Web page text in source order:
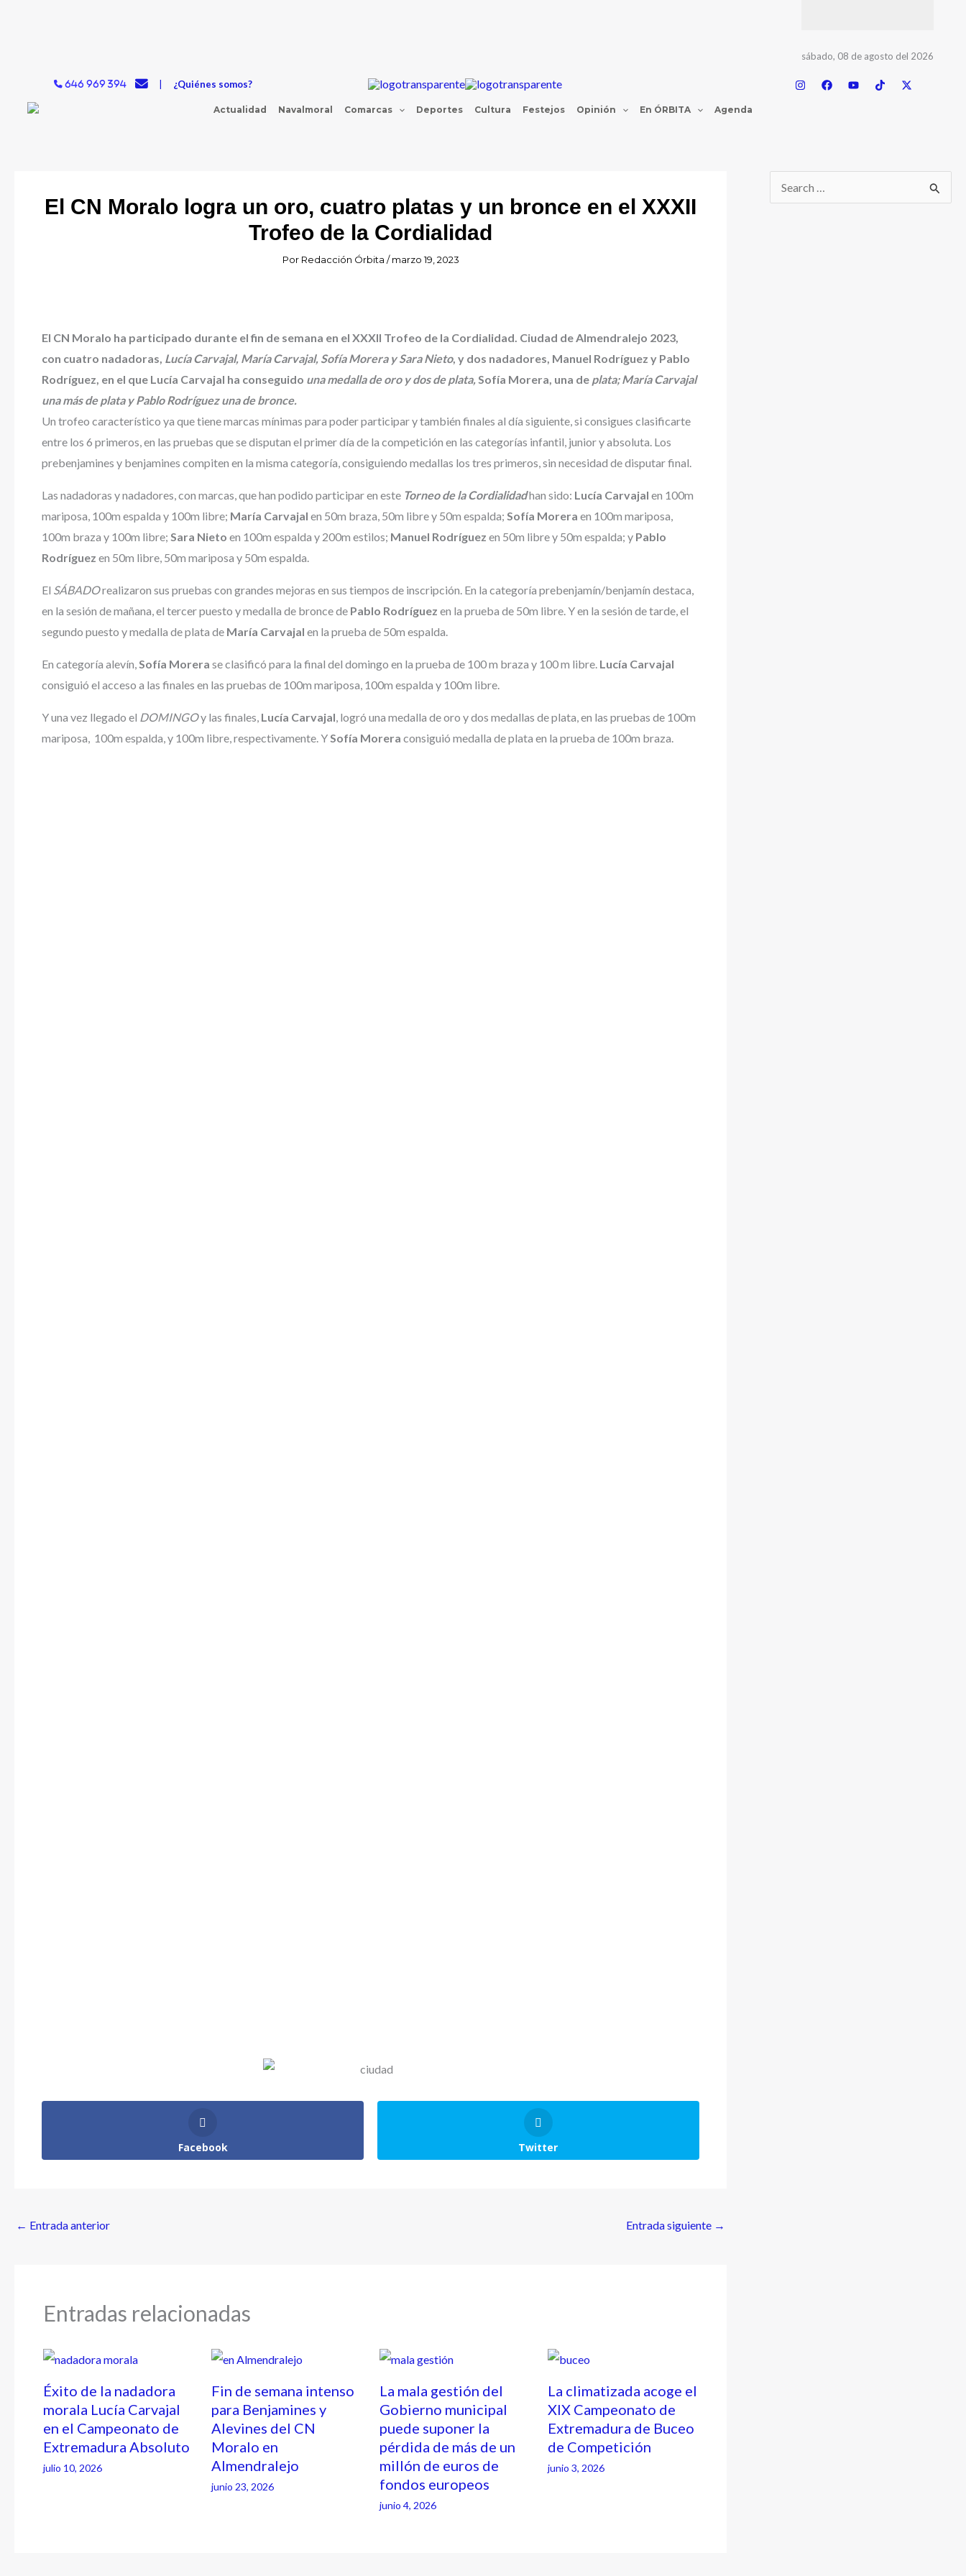
sábado, 08 de agosto del 2026
646 969 394 ¿Quiénes somos?
Actualidad Navalmoral Comarcas Deportes Cultura Festejos Opinión En ÓRBITA Agenda
El CN Moralo logra un oro, cuatro platas y un bronce en el XXXII
Trofeo de la Cordialidad
Por Redacción Órbita /marzo 19, 2023
El CN Moralo ha participado durante el fin de semana en el XXXII Trofeo de la Cordialidad. Ciudad de Almendralejo 2023,
con cuatro nadadoras, Lucía Carvajal, María Carvajal, Sofía Morera y Sara Nieto, y dos nadadores, Manuel Rodríguez y Pablo
Rodríguez, en el que Lucía Carvajal ha conseguido una medalla de oro y dos de plata,Sofía Morera, una de plata; María Carvajal
una más de plata y Pablo Rodríguez una de bronce.
Un trofeo característico ya que tiene marcas mínimas para poder participar y también finales al día siguiente, si consigues clasificarte
entre los 6 primeros, en las pruebas que se disputan el primer día de la competición en las categorías infantil, junior y absoluta. Los
prebenjamines y benjamines compiten en la misma categoría, consiguiendo medallas los tres primeros, sin necesidad de disputar final.
Las nadadoras y nadadores, con marcas, que han podido participar en este Torneo de la Cordialidadhan sido: Lucía Carvajal en 100m
mariposa, 100m espalda y 100m libre; María Carvajal en 50m braza, 50m libre y 50m espalda;Sofía Morera en 100m mariposa,
100m braza y 100m libre;Sara Nieto en 100m espalda y 200m estilos; Manuel Rodríguez en 50m libre y 50m espalda; y Pablo
Rodríguez en 50m libre, 50m mariposa y 50m espalda.
El SÁBADOrealizaron sus pruebas con grandes mejoras en sus tiempos de inscripción. En la categoría prebenjamín/benjamín destaca,
en la sesión de mañana, el tercer puesto y medalla de bronce de Pablo Rodríguez en la prueba de 50m libre. Y en la sesión de tarde, el
segundo puesto y medalla de plata de María Carvajal en la prueba de 50m espalda.
En categoría alevín,Sofía Morera se clasificó para la final del domingo en la prueba de 100 m braza y 100 m libre. Lucía Carvajal
consiguió el acceso a las finales en las pruebas de 100m mariposa, 100m espalda y 100m libre.
Y una vez llegado el DOMINGOy las finales, Lucía Carvajal, logró una medalla de oro y dos medallas de plata, en las pruebas de 100m
mariposa, 100m espalda, y 100m libre, respectivamente. YSofía Morera consiguió medalla de plata en la prueba de 100m braza.
Facebook Twitter
← Entrada anterior Entrada siguiente →
Entradas relacionadas
Éxito de la nadadora
morala Lucía Carvajal
en el Campeonato de
Extremadura Absoluto
julio 10, 2026
Fin de semana intenso
para Benjamines y
Alevines del CN
Moralo en
Almendralejo
junio 23, 2026
La mala gestión del
Gobierno municipal
puede suponer la
pérdida de más de un
millón de euros de
fondos europeos
junio 4, 2026
La climatizada acoge el
XIX Campeonato de
Extremadura de Buceo
de Competición
junio 3, 2026